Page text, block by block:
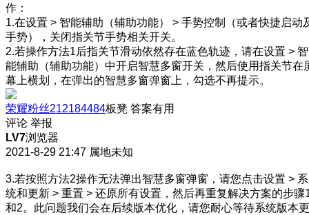
作：
1.在设置 > 智能辅助（辅助功能） > 手势控制（或者快捷启动
手势），关闭指关节手势相关开关。
2.若操作方法1后指关节滑动依然存在蓝色轨迹，请在设置 > 智
能辅助（辅助功能）中开启智慧多窗开关，然后使用指关节在
幕上横划，在弹出的智慧多窗弹窗上，勾选不再提示。
荣耀粉丝212184484板凳 答案有用
评论 举报
LV7浏览器
2021-8-29 21:47 属地未知
3.若按照方法2操作无法弹出智慧多窗弹窗，请您点击设置 > 系
统和更新 > 重置 > 还原所有设置，然后再重复解决方案的步骤
和2。此问题我们会在后续版本优化，请您耐心等待系统版本更